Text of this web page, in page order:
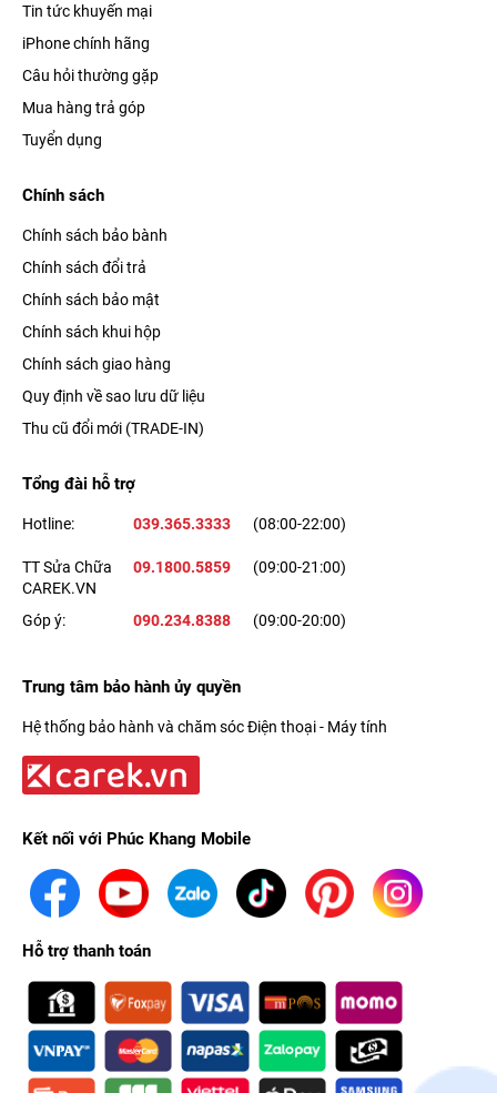
Tin tức khuyến mại
iPhone chính hãng
Câu hỏi thường gặp
Mua hàng trả góp
Tuyển dụng
Chính sách
Chính sách bảo bành
Chính sách đổi trả
Chính sách bảo mật
Chính sách khui hộp
Chính sách giao hàng
Quy định về sao lưu dữ liệu
Thu cũ đổi mới (TRADE-IN)
Tổng đài hỗ trợ
Hotline: 039.365.3333 (08:00-22:00)
TT Sửa Chữa
CAREK.VN
09.1800.5859 (09:00-21:00)
Góp ý: 090.234.8388 (09:00-20:00)
Trung tâm bảo hành ủy quyền
Hệ thống bảo hành và chăm sóc Điện thoại - Máy tính
Kết nối với Phúc Khang Mobile
Hỗ trợ thanh toán